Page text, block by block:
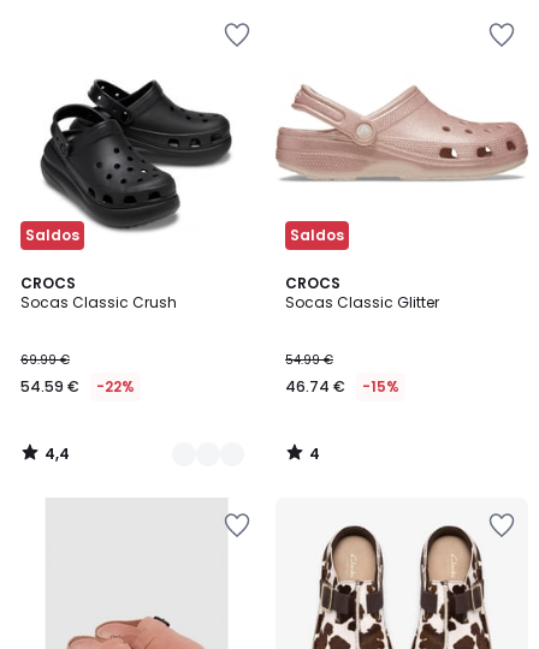
Saldos
CROCS
Socas Classic Crush
69.99 €
54.59 € -22%
4,4
/ 5
2
Cores
4,4
/
Saldos
CROCS
Socas Classic Glitter
54.99 €
46.74 € -15%
4
/
4
/